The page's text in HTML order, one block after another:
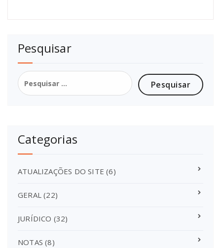
Pesquisar
Pesquisar
por:
Categorias
ATUALIZAÇÕES DO SITE (6)
GERAL (22)
JURÍDICO (32)
NOTAS (8)